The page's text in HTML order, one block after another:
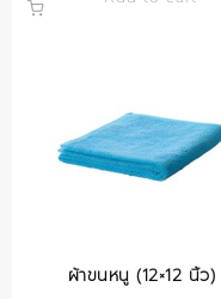
ผ้าขนหนู (12×12 นิ้ว)